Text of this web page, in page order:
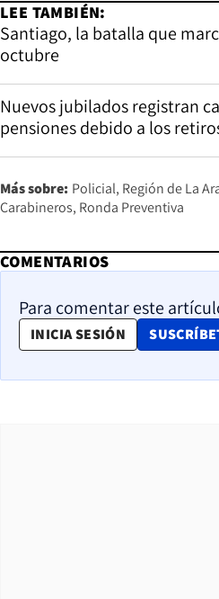
LEE TAMBIÉN:
Santiago, la batalla que
octubre
Nuevos jubilados registran
pensiones debido a los
Más sobre: Policial Región de La
Carabineros Ronda Preventiva
COMENTARIOS
Para comentar este
INICIA SESIÓN OPENS IN